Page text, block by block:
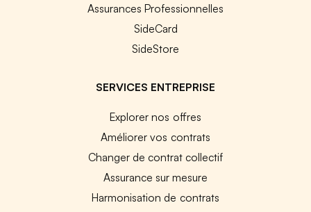
Assurances Professionnelles
SideCard
SideStore
SERVICES ENTREPRISE
Explorer nos offres
Améliorer vos contrats
Changer de contrat collectif
Assurance sur mesure
Harmonisation de contrats